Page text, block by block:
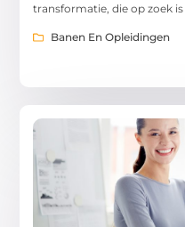
transformatie, die op zoek
Banen En Opleidingen